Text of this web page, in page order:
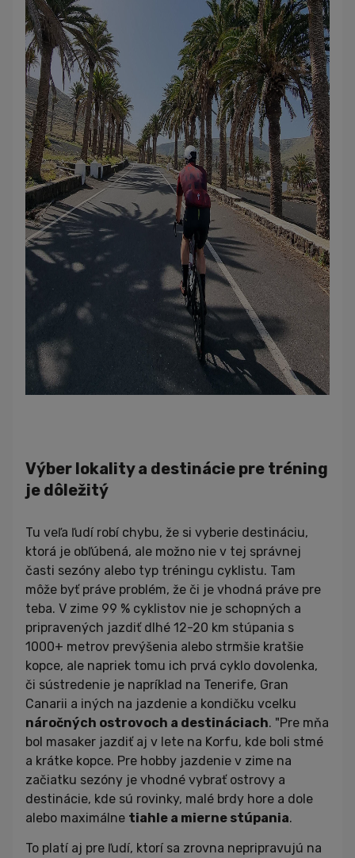
Výber lokality a destinácie pre tréning
je dôležitý
Tu veľa ľudí robí chybu, že si vyberie destináciu,
ktorá je obľúbená, ale možno nie v tej správnej
časti sezóny alebo typ tréningu cyklistu. Tam
môže byť práve problém, že či je vhodná práve pre
teba. V zime 99 % cyklistov nie je schopných a
pripravených jazdiť dlhé 12-20 km stúpania s
1000+ metrov prevýšenia alebo strmšie kratšie
kopce, ale napriek tomu ich prvá cyklo dovolenka,
či sústredenie je napríklad na Tenerife, Gran
Canarii a iných na jazdenie a kondičku vcelku
náročných ostrovoch a destináciach. "Pre mňa
bol masaker jazdiť aj v lete na Korfu, kde boli stmé
a krátke kopce. Pre hobby jazdenie v zime na
začiatku sezóny je vhodné vybrať ostrovy a
destinácie, kde sú rovinky, malé brdy hore a dole
alebo maximálne tiahle a mierne stúpania.
To platí aj pre ľudí, ktorí sa zrovna nepripravujú na